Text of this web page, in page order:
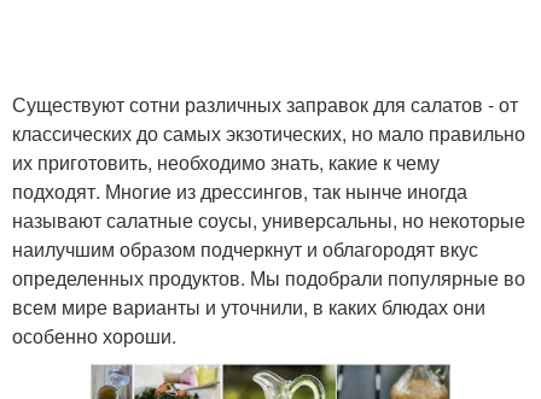
Существуют сотни различных заправок для салатов - от
классических до самых экзотических, но мало правильно
их приготовить, необходимо знать, какие к чему
подходят. Многие из дрессингов, так нынче иногда
называют салатные соусы, универсальны, но некоторые
наилучшим образом подчеркнут и облагородят вкус
определенных продуктов. Мы подобрали популярные во
всем мире варианты и уточнили, в каких блюдах они
особенно хороши.